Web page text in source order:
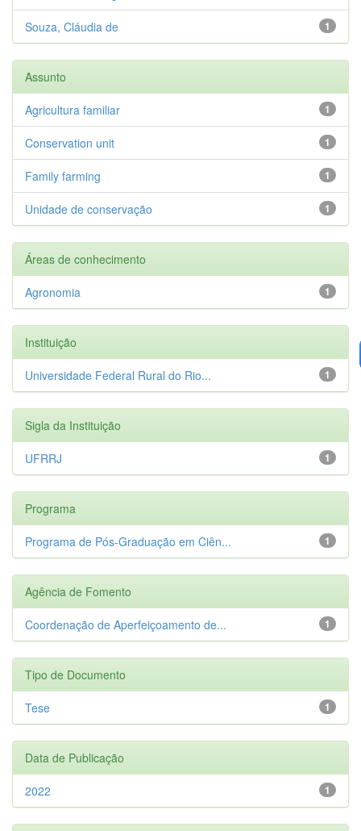
1
Souza, Cláudia de
Assunto
1
Agricultura familiar
1
Conservation unit
1
Family farming
1
Unidade de conservação
Áreas de conhecimento
1
Agronomia
Instituição
1
Universidade Federal Rural do Rio...
Sigla da Instituição
1
UFRRJ
Programa
1
Programa de Pós-Graduação em Ciên...
Agência de Fomento
1
Coordenação de Aperfeiçoamento de...
Tipo de Documento
1
Tese
Data de Publicação
1
2022